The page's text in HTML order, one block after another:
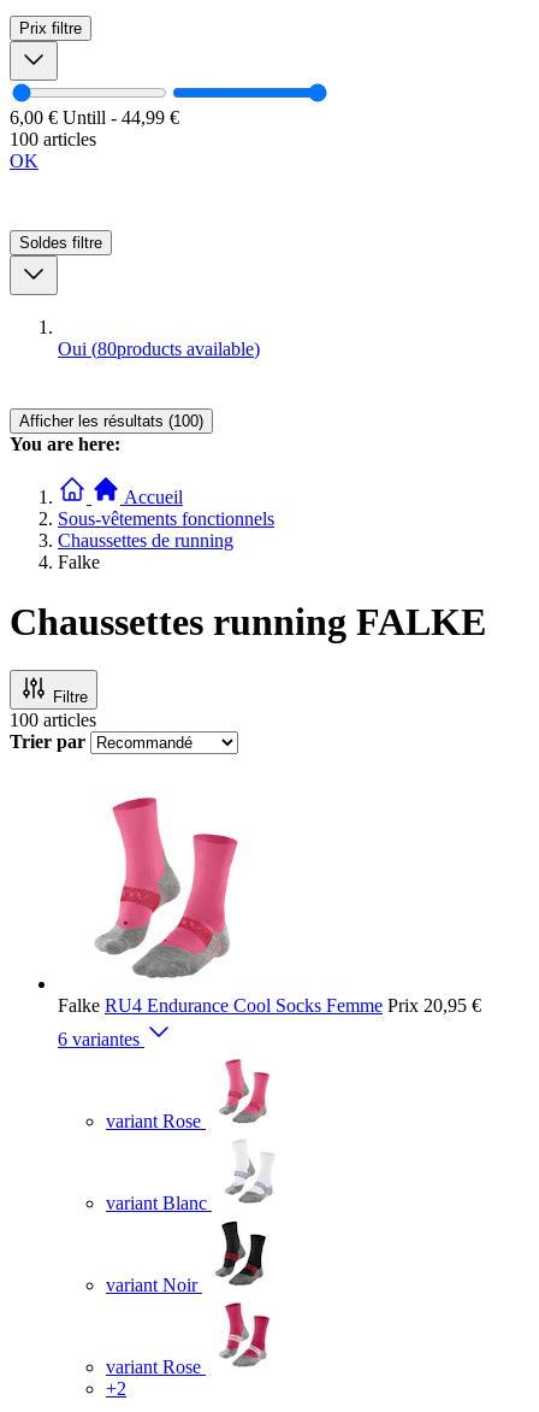
Prix filtre
6,00 € Untill - 44,99 €
100 articles
OK
Soldes filtre
Oui (80products available)
Afficher les résultats (100)
You are here:
Accueil
Sous-vêtements fonctionnels
Chaussettes de running
Falke
Chaussettes running FALKE
Filtre
100 articles
Trier par
Falke RU4 Endurance Cool Socks Femme Prix 20,95 €
6 variantes
variant Rose
variant Blanc
variant Noir
variant Rose
+2